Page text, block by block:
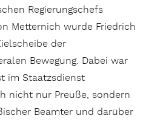
Regierungschefs
Metternich wurde Friedrich
der
Bewegung. Dabei war
im Staatzsdienst
nicht nur Preuße, sondern
Beamter und darüber